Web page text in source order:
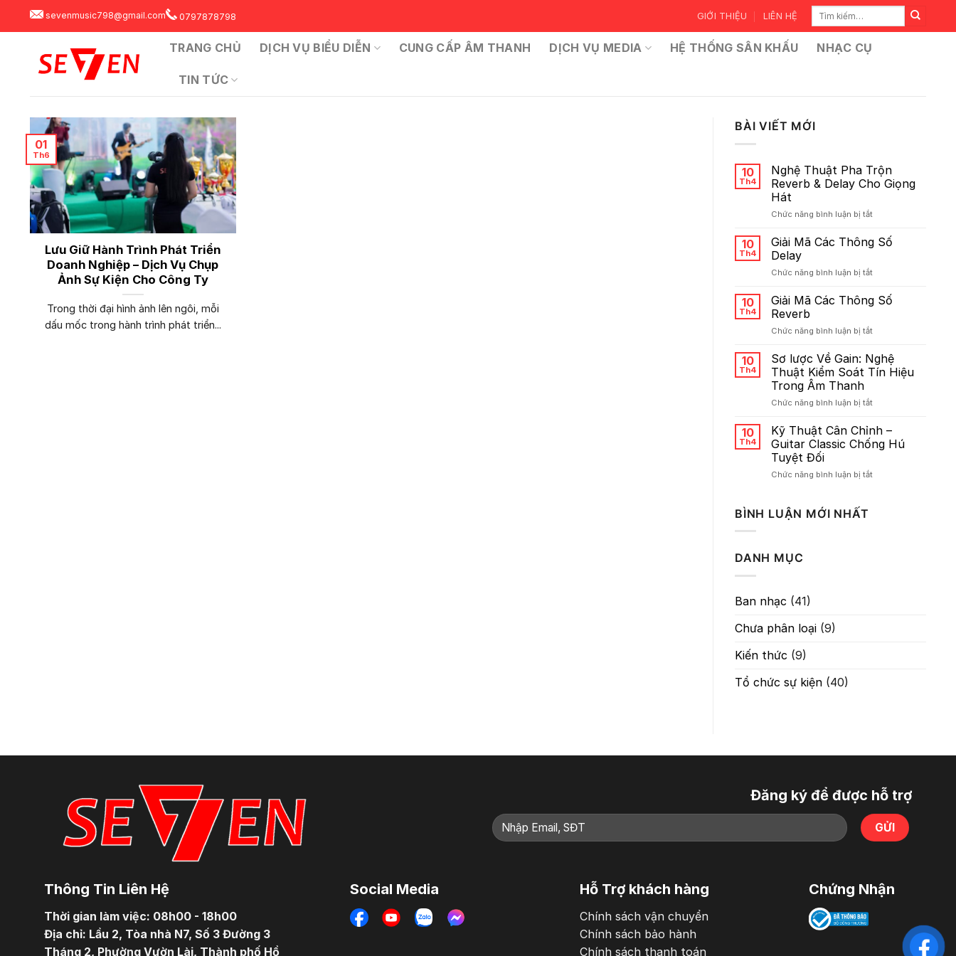
sevenmusic798@gmail.com 0797878798 GIỚI THIỆU LIÊN HỆ
Tìm
TRANG CHỦ DỊCH VỤ BIỂU DIỄN CUNG CẤP ÂM THANH DỊCH VỤ MEDIA HỆ THỐNG SÂN KHẤU NHẠC CỤ
TIN TỨC
Lưu Giữ Hành Trình Phát Triển
Doanh Nghiệp – Dịch Vụ Chụp
Ảnh Sự Kiện Cho Công Ty
Trong thời đại hình ảnh lên ngôi, mỗi
dấu mốc trong hành trình phát triển...
01
Th6
BÀI VIẾT MỚI
10
Th4
Nghệ Thuật Pha Trộn
Reverb & Delay Cho Giọng
Hát
Chức năng bình luận bị tắtở
Thuật
Pha
Reverb
Delay
Cho
Hát
10
Th4
Giải Mã Các Thông Số
Delay
Chức năng bình luận bị tắtở
Mã
Các
Số
10
Th4
Giải Mã Các Thông Số
Reverb
Chức năng bình luận bị tắtở
Mã
Các
Thông
Reverb
10
Th4
Sơ lược Về Gain: Nghệ
Thuật Kiểm Soát Tín Hiệu
Trong Âm Thanh
Chức năng bình luận bị tắtở
lược
Về
Gain:
Thuật
10
Th4
Kỹ Thuật Cân Chỉnh –
Guitar Classic Chống Hú
Tuyệt Đối
Chức năng bình luận bị tắtở
BÌNH LUẬN MỚI NHẤT
DANH MỤC
Ban nhạc (41)
Chưa phân loại (9)
Kiến thức (9)
Tổ chức sự kiện (40)
Đăng ký để được hỗ trợ
Thông Tin Liên Hệ
Thời gian làm việc: 08h00 - 18h00
Địa chỉ: Lầu 2, Tòa nhà N7, Số 3 Đường 3
Tháng 2, Phường Vườn Lài, Thành phố Hồ
Social Media Hỗ Trợ khách hàng
Chính sách vận chuyển
Chính sách bảo hành
Chính sách thanh toán
Chứng Nhận